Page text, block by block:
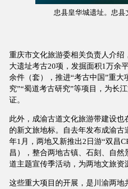
忠县皇华城遗址。忠县
重庆市文化旅游委相关负责人介绍
大遗址考古20项，发掘面积1万余
余件（套），推进“考古中国”重大
究”“蜀道考古研究”等项目，为长
证。
此外，成渝古道文化旅游带建设也
的新文旅地标。自去年发布成渝古
年1月，两地又新推出2日游“双昌
昌），整合两地古镇、石刻、自
道主题宣传季活动，为两地文旅资
这些重大项目的开展，是川渝两地